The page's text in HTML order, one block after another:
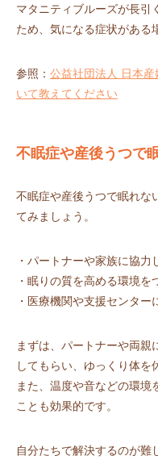
マタニティブルーズが長引
ため、気になる症状がある
参照： 公益社団法人 日本
いて教えてください
不眠症や産後うつで
不眠症や産後うつで眠れな
てみましょう。
・パートナーや家族に協力
・眠りの質を高める環境を
・医療機関や支援センター
まずは、パートナーや両親
してもらい、ゆっくり体を
また、温度や音などの環境
ことも効果的です。
自分たちで解決するのが難